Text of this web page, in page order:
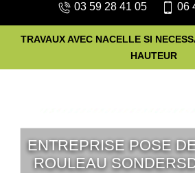
03 59 28 41 05 06
TRAVAUX AVEC NACELLE SI
HAUTEUR
ENTREPRISE POSE
ROULEAU